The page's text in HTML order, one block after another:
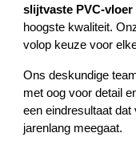
slijtvaste PVC-vloer
hoogste kwaliteit.
volop keuze voor
Ons deskundige
met oog voor detail
een eindresultaat
jarenlang meegaat.